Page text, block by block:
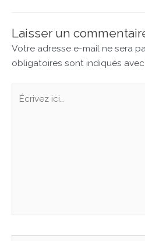
Laisser un
Votre adresse e-mail ne sera
obligatoires sont indiqués avec
ici…